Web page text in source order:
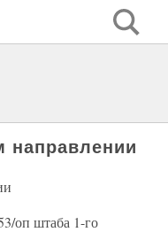
направлении
оп штаба 1-го